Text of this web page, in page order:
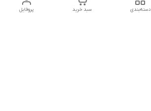
پروفایل سبد خرید دسته‌بندی